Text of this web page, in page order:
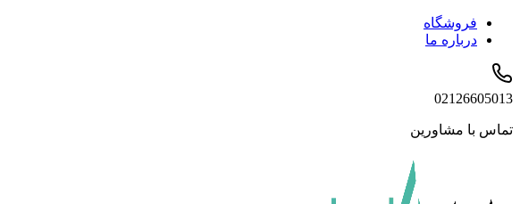
فروشگاه
درباره ما
02126605013
تماس با مشاورین